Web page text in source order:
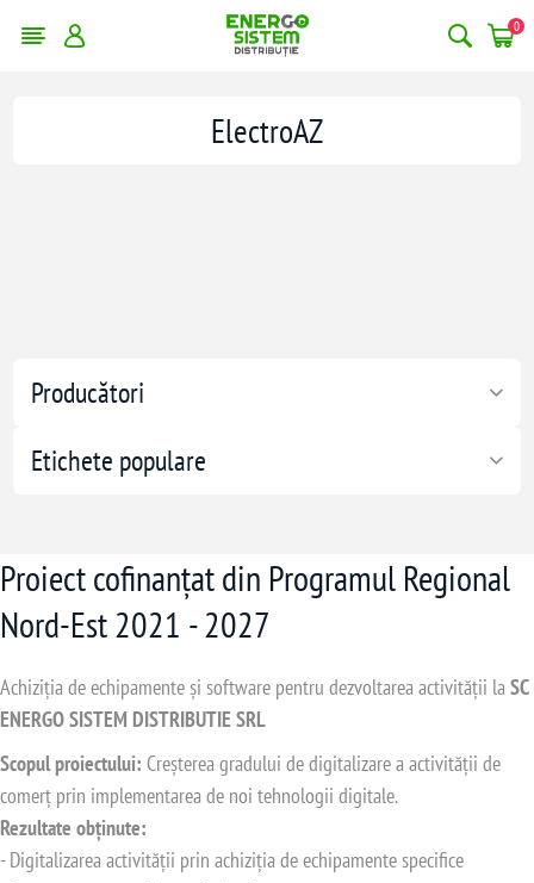
0
Producători
Etichete populare
ElectroAZ
Proiect cofinanțat din Programul Regional
Nord-Est 2021 - 2027
Achiziția de echipamente și software pentru dezvoltarea activității laSC
ENERGO SISTEM DISTRIBUTIE SRL
Scopul proiectului: Creșterea gradului de digitalizare a activității de
comerț prin implementarea de noi tehnologii digitale.
Rezultate obținute:
- Digitalizarea activității prin achiziția de echipamente specifice